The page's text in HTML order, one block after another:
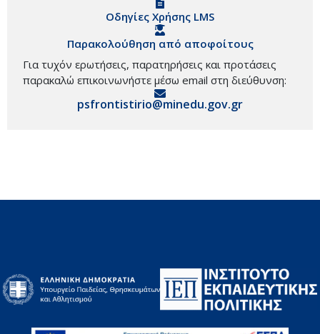
Οδηγίες Χρήσης LMS
Παρακολούθηση από αποφοίτους
Για τυχόν ερωτήσεις, παρατηρήσεις και προτάσεις
παρακαλώ επικοινωνήστε μέσω email στη διεύθυνση:
psfrontistirio@minedu.gov.gr